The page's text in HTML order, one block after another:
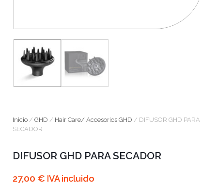
Inicio /GHD / Hair Care/ Accesorios GHD / DIFUSOR GHD PARA
SECADOR
DIFUSOR GHD PARA SECADOR
27,00€ IVA incluido